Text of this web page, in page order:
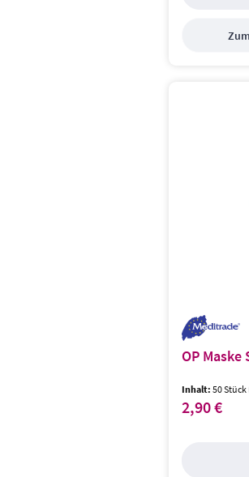
OP
Inhalt: 50 Stück
Regulärer Preis:
2,90 €